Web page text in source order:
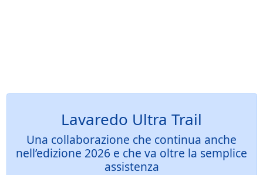
Lavaredo Ultra Trail
Una collaborazione che continua anche
nell’edizione 2026 e che va oltre la semplice
assistenza